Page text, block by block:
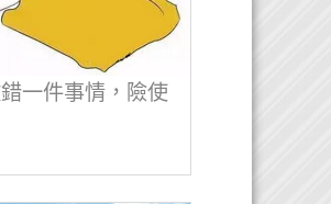
一件事情，險使